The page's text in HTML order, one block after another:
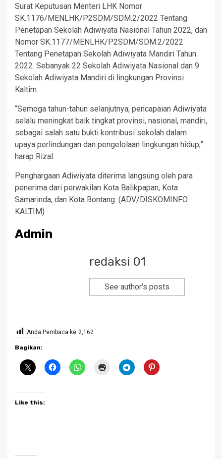
Surat Keputusan Menteri LHK Nomor
SK.1176/MENLHK/P2SDM/SDM.2/2022 Tentang
Penetapan Sekolah Adiwiyata Nasional Tahun 2022, dan
Nomor SK.1177/MENLHK/P2SDM/SDM.2/2022
Tentang Penetapan Sekolah Adiwiyata Mandiri Tahun
2022. Sebanyak 22 Sekolah Adiwiyata Nasional dan 9
Sekolah Adiwiyata Mandiri di lingkungan Provinsi
Kaltim.
“Semoga tahun-tahun selanjutnya, pencapaian Adiwiyata
selalu meningkat baik tingkat provinsi, nasional, mandiri,
sebagai salah satu bukti kontribusi sekolah dalam
upaya perlindungan dan pengelolaan lingkungan hidup,”
harap Rizal.
Penghargaan Adiwiyata diterima langsung oleh para
penerima dari perwakilan Kota Balikpapan, Kota
Samarinda, dan Kota Bontang. (ADV/DISKOMINFO
KALTIM)
Admin
redaksi 01
See author's posts
Anda Pembaca ke 2,162
Bagikan:
Like this: